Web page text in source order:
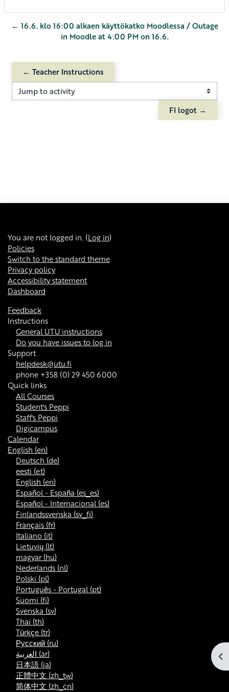
← 16.6. klo 16:00 alkaen käyttökatko Moodlessa / Outage
in Moodle at 4:00 PM on 16.6.
← Teacher Instructions
Jump to activity
FI logot →
You are not logged in. (Log in)
Policies
Switch to the standard theme
Privacy policy
Accessibility statement
Dashboard
Feedback
Instructions
General UTU instructions
Do you have issues to log in
Support
helpdesk@utu.fi
phone +358 (0) 29 450 6000
Quick links
All Courses
Student's Peppi
Staff's Peppi
Digicampus
Calendar
English ‎(en)‎
Deutsch ‎(de)‎
eesti ‎(et)‎
English ‎(en)‎
Español - España ‎(es_es)‎
Español - Internacional ‎(es)‎
Finlandssvenska ‎(sv_fi)‎
Français ‎(fr)‎
Italiano ‎(it)‎
Lietuvių ‎(lt)‎
magyar ‎(hu)‎
Nederlands ‎(nl)‎
Polski ‎(pl)‎
Português - Portugal ‎(pt)‎
Suomi ‎(fi)‎
Svenska ‎(sv)‎
Thai ‎(th)‎
Türkçe ‎(tr)‎
Русский ‎(ru)‎
العربية ‎(ar)‎
日本語 ‎(ja)‎
正體中文 ‎(zh_tw)‎
简体中文 ‎(zh_cn)‎